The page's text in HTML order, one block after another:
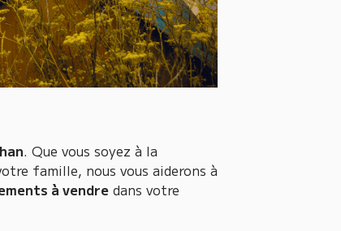
. Que vous soyez à la
famille, nous vous aiderons à
à vendre dans votre